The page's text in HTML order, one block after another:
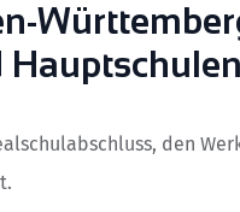
Hauptschulen
den